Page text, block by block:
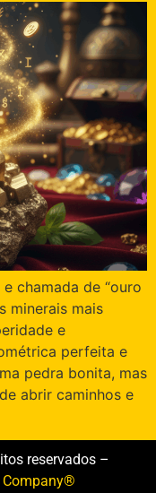
chamada de “ouro
minerais mais
e
perfeita e
pedra bonita, mas
abrir caminhos e
reservados –
Company®